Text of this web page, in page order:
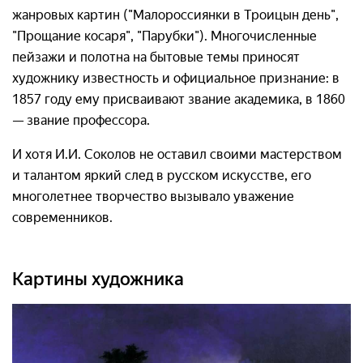
жанровых картин ("Малороссиянки в Троицын день",
"Прощание косаря", "Парубки"). Многочисленные
пейзажи и полотна на бытовые темы приносят
художнику известность и официальное признание: в
1857 году ему присваивают звание академика, в 1860
— звание профессора.
И хотя И.И. Соколов не оставил своими мастерством
и талантом яркий след в русском искусстве, его
многолетнее творчество вызывало уважение
современников.
Картины художника